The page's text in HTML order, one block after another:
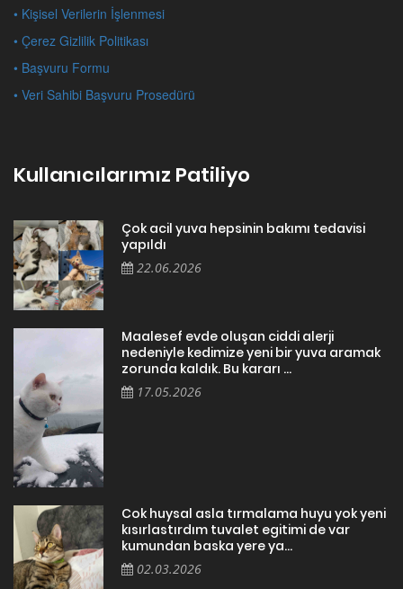
• Kişisel Verilerin İşlenmesi
• Çerez Gizlilik Politikası
• Başvuru Formu
• Veri Sahibi Başvuru Prosedürü
Kullanıcılarımız Patiliyo
Çok acil yuva hepsinin bakımı tedavisi
yapıldı
22.06.2026
Maalesef evde oluşan ciddi alerji
nedeniyle kedimize yeni bir yuva aramak
zorunda kaldık. Bu kararı ...
17.05.2026
Cok huysal asla tırmalama huyu yok yeni
kısırlastırdım tuvalet egitimi de var
kumundan baska yere ya...
02.03.2026